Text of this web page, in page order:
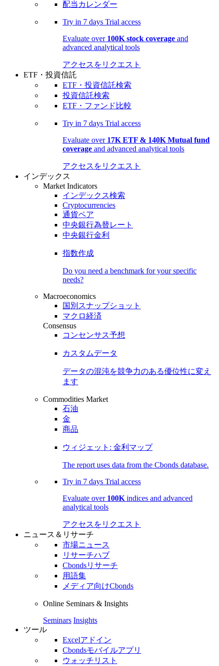
配当カレンダー
Try in 7 days Trial access
Evaluate over 100K stock coverage and
advanced analytical tools
アクセスをリクエスト
ETF・投資信託
ETF・投資信託検索
投資信託検索
ETF・ファンド比較
Try in 7 days Trial access
Evaluate over 17K ETF & 140K Mutual fund
coverage and advanced analytical tools
アクセスをリクエスト
インデックス
Market Indicators
インデックス検索
Cryptocurrencies
通貨ペア
中央銀行為替レート
中央銀行金利
指数作成
Do you need a benchmark for your specific
needs?
Macroeconomics
国別スナップショット
マクロ経済
Consensus
コンセンサス予想
カスタムデータ
データの混沌を競争力のある優位性に変え
ます
Commodities Market
石油
金
商品
ウィジェット: 金利マップ
The report uses data from the Cbonds database.
Try in 7 days Trial access
Evaluate over 100K indices and advanced
analytical tools
アクセスをリクエスト
ニュース＆リサーチ
市場ニュース
リサーチハブ
Cbondsリサーチ
用語集
メディア向けCbonds
Online Seminars & Insights
Seminars Insights
ツール
Excelアドイン
Cbondsモバイルアプリ
ウォッチリスト